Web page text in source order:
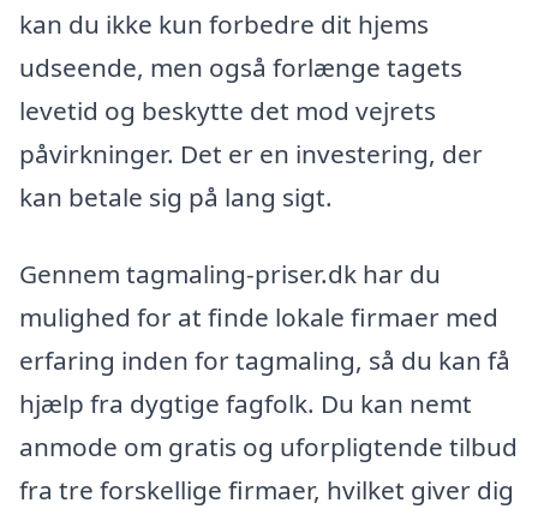
kan du ikke kun forbedre dit hjems
udseende, men også forlænge tagets
levetid og beskytte det mod vejrets
påvirkninger. Det er en investering, der
kan betale sig på lang sigt.
Gennem tagmaling-priser.dk har du
mulighed for at finde lokale firmaer med
erfaring inden for tagmaling, så du kan få
hjælp fra dygtige fagfolk. Du kan nemt
anmode om gratis og uforpligtende tilbud
fra tre forskellige firmaer, hvilket giver dig